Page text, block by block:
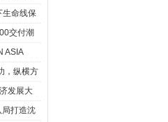
暨生态
生命线保
交付潮
ASIA
盛宴
，纵横方
发展大
局打造沈